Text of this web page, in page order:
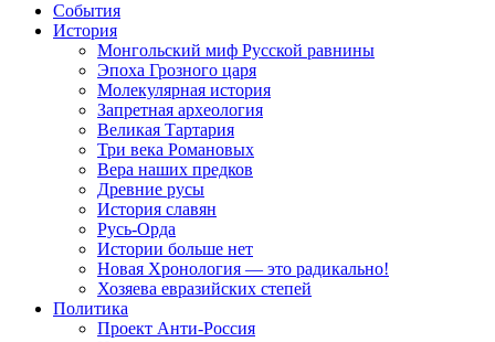
События
История
Монгольский миф Русской равнины
Эпоха Грозного царя
Молекулярная история
Запретная археология
Великая Тартария
Три века Романовых
Вера наших предков
Древние русы
История славян
Русь-Орда
Истории больше нет
Новая Хронология — это радикально!
Хозяева евразийских степей
Политика
Проект Анти-Россия